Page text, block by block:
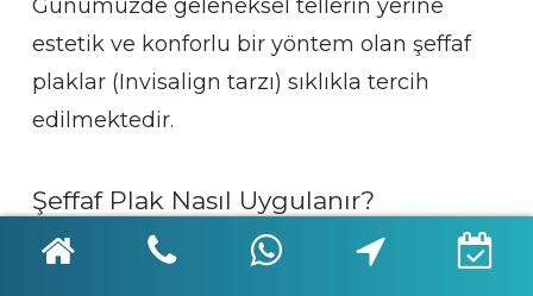
Günümüzde geleneksel tellerin yerine
estetik ve konforlu bir yöntem olan şeffaf
plaklar (Invisalign tarzı) sıklıkla tercih
edilmektedir.
Şeffaf Plak Nasıl Uygulanır?
Ağız içinden alınan ölçülerle 3D tarama